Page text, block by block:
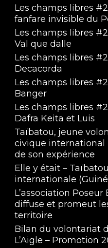
Les champs libres
fanfare invisible du
Les champs libres
Val que dalle
Les champs libres
Decacorda
Les champs libres
Banger
Les champs libres
Dafra Keita et Luis
Taïbatou, jeune
civique international
de son expérience
Elle y était –
internationale
L’association
diffuse et promeut
territoire
Bilan du volontariat
L’Aigle – Promotion